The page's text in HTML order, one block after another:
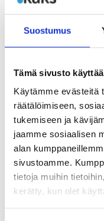
Suostumus
Tämä sivusto
Käytämme evästeitä
räätälöimiseen,
tukemiseen ja
jaamme sosiaalisen
alan
sivustoamme.
tietoja muihin
kerätty, kun olet
DEMOKRATIAA
puolueiden rahoitus
TUTKIMUS-JULKAISU
uudistuksen vaikutuksia
rahoituspohjaan. Kyse on
perusteista. Teos tekee
tavoin puolueiden
on jaettu? Miten jaettuja
palvelevat puolueiden
hyvinvointialueiden
pöytäkirjoihin,…
Kirjoittanut:Tomi Venho
Julkaisu:08.06.2026